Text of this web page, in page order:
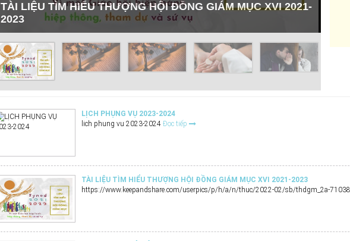
TÀI LIỆU TÌM HIỂU THƯỢNG HỘI ĐỒNG GIÁM MỤC XVI 2021-
2023
LỊCH PHỤNG VỤ 2023-2024
lich phung vu 2023-2024Đọc tiếp
TÀI LIỆU TÌM HIỂU THƯỢNG HỘI ĐỒNG GIÁM MỤC XVI 2021-2023
https://www.keepandshare.com/userpics/p/h/a/n/thuc/2022-02/sb/thdgm_2a-